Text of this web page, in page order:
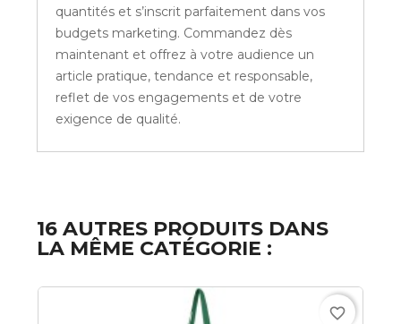
quantités et s’inscrit parfaitement dans vos
budgets marketing. Commandez dès
maintenant et offrez à votre audience un
article pratique, tendance et responsable,
reflet de vos engagements et de votre
exigence de qualité.
16 AUTRES PRODUITS DANS
LA MÊME CATÉGORIE :
favorite_border